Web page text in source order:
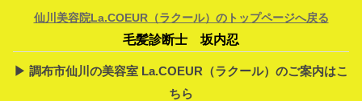
仙川美容院La.COEUR（ラクール）のトップページへ戻る
毛髪診断士 坂内忍
▶︎ 調布市仙川の美容室 La.COEUR（ラクール）のご案内はこ
ちら